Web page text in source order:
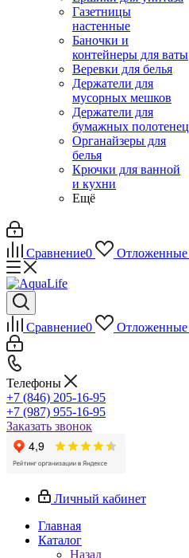
Газетницы
настенные
Баночки и
контейнеры для ваты
Веревки для белья
Держатели для
мусорных мешков
Держатели для
бумажных полотенец
Органайзеры для
белья
Крючки для ванной
и кухни
Ещё
Сравнение0 Отложенные
Сравнение0 Отложенные
Телефоны
+7 (846) 205-16-95
+7 (987) 955-16-95
Заказать звонок
Личный кабинет
Главная
Каталог
Назад